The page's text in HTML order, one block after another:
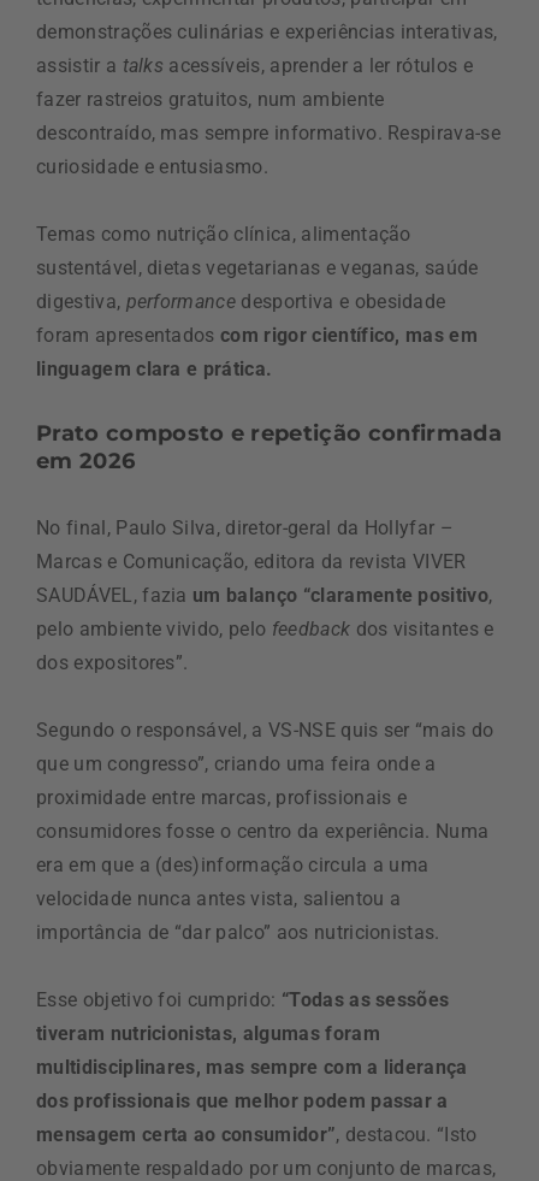
demonstrações culinárias e experiências interativas,
assistir a talks acessíveis, aprender a ler rótulos e
fazer rastreios gratuitos, num ambiente
descontraído, mas sempre informativo. Respirava-se
curiosidade e entusiasmo.
Temas como nutrição clínica, alimentação
sustentável, dietas vegetarianas e veganas, saúde
digestiva, performance desportiva e obesidade
foram apresentadoscom rigor científico, mas em
linguagem clara e prática.
Prato composto e repetição confirmada
em 2026
No final, Paulo Silva, diretor-geral da Hollyfar –
Marcas e Comunicação, editora da revista VIVER
SAUDÁVEL, fazia um balanço “claramente positivo,
pelo ambiente vivido, pelo feedback dos visitantes e
dos expositores”.
Segundo o responsável, a VS-NSE quis ser “mais do
que um congresso”, criando uma feira onde a
proximidade entre marcas, profissionais e
consumidores fosse o centro da experiência. Numa
era em que a (des)informação circula a uma
velocidade nunca antes vista, salientou a
importância de “dar palco” aos nutricionistas.
Esse objetivo foi cumprido: “Todas as sessões
tiveram nutricionistas, algumas foram
multidisciplinares, mas sempre com a liderança
dos profissionais que melhor podem passar a
mensagem certa ao consumidor”, destacou. “Isto
obviamente respaldado por um conjunto de marcas,